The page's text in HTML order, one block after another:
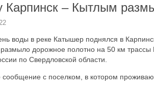
Карпинск – Кытлым
воды в реке Катышер поднялся в
размыло дорожное полотно на 50 км
по Свердловской области.
сообщение с поселком, в котором